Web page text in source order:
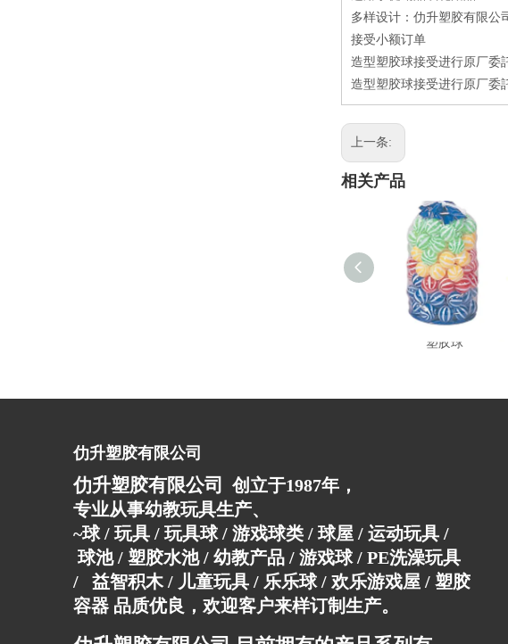
多样设计：仂升塑胶有限公
接受小额订单
造型塑胶球接受进行原厂委
造型塑胶球接受进行原厂委
上一条:
相关产品
塑胶球
仂升塑胶有限公司
仂升塑胶有限公司 创立于1987年，
专业从事幼教玩具生产、
~球 / 玩具 / 玩具球 / 游戏球类 / 球屋 / 运动玩具 /
球池 / 塑胶水池 / 幼教产品 / 游戏球 / PE洗澡玩具
/ 益智积木 / 儿童玩具 / 乐乐球 / 欢乐游戏屋 / 塑胶
容器 品质优良，欢迎客户来样订制生产。